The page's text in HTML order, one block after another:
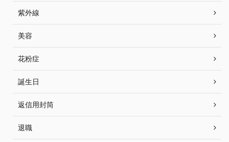
紫外線
美容
花粉症
誕生日
返信用封筒
退職